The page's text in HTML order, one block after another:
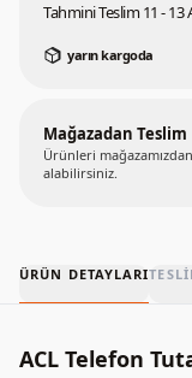
Tahmini Teslim 11 -
yarın kargoda
Mağazadan Teslim
Ürünleri
alabilirsiniz.
ÜRÜN DETAYLARI
ACL Telefon